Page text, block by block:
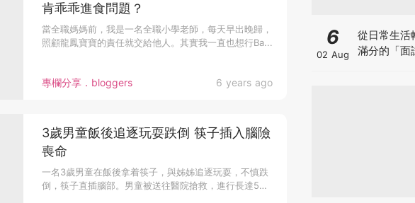
專欄分享．bloggers 6 years ago
肯乖乖進食問題？
當全職媽媽前，我是一名全職小學老師，每天早出晚歸，
照顧龍鳳寶寶的責任就交給他人。其實我一直也想行Ba...
3歲男童飯後追逐玩耍跌倒 筷子插入腦險
喪命
一名3歲男童在飯後拿着筷子，與姊姊追逐玩耍，不慎跌
倒，筷子直插腦部。男童被送往醫院搶救，進行長達5
6
02 Aug
從日常生活
滿分的「面